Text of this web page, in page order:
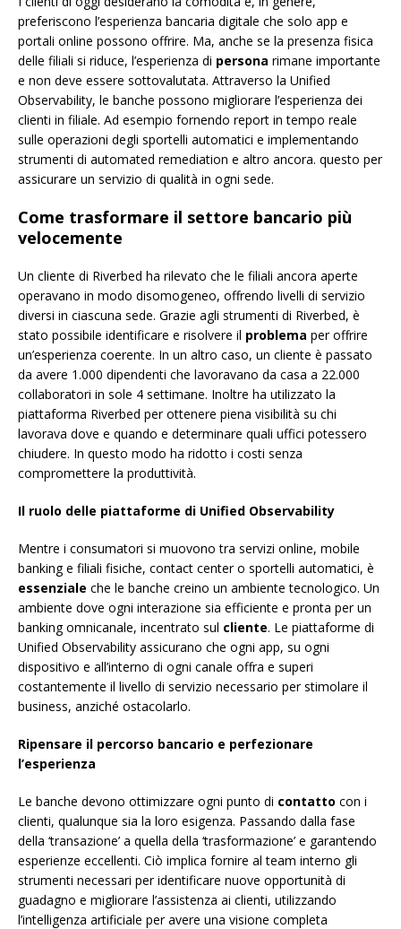
preferiscono l’esperienza bancaria digitale che solo app e
portali online possono offrire. Ma, anche se la presenza fisica
delle filiali si riduce, l’esperienza di persona rimane importante
e non deve essere sottovalutata. Attraverso la Unified
Observability, le banche possono migliorare l’esperienza dei
clienti in filiale. Ad esempio fornendo report in tempo reale
sulle operazioni degli sportelli automatici e implementando
strumenti di automated remediation e altro ancora. questo per
assicurare un servizio di qualità in ogni sede.
Come trasformare il settore bancario più
velocemente
Un cliente di Riverbed ha rilevato che le filiali ancora aperte
operavano in modo disomogeneo, offrendo livelli di servizio
diversi in ciascuna sede. Grazie agli strumenti di Riverbed, è
stato possibile identificare e risolvere il problema per offrire
un’esperienza coerente. In un altro caso, un cliente è passato
da avere 1.000 dipendenti che lavoravano da casa a 22.000
collaboratori in sole 4 settimane. Inoltre ha utilizzato la
piattaforma Riverbed per ottenere piena visibilità su chi
lavorava dove e quando e determinare quali uffici potessero
chiudere. In questo modo ha ridotto i costi senza
compromettere la produttività.
Il ruolo delle piattaforme di Unified Observability
Mentre i consumatori si muovono tra servizi online, mobile
banking e filiali fisiche, contact center o sportelli automatici, è
essenziale che le banche creino un ambiente tecnologico. Un
ambiente dove ogni interazione sia efficiente e pronta per un
banking omnicanale, incentrato sul cliente. Le piattaforme di
Unified Observability assicurano che ogni app, su ogni
dispositivo e all’interno di ogni canale offra e superi
costantemente il livello di servizio necessario per stimolare il
business, anziché ostacolarlo.
Ripensare il percorso bancario e perfezionare
l’esperienza
Le banche devono ottimizzare ogni punto di contatto con i
clienti, qualunque sia la loro esigenza. Passando dalla fase
della ‘transazione’ a quella della ‘trasformazione’ e garantendo
esperienze eccellenti. Ciò implica fornire al team interno gli
strumenti necessari per identificare nuove opportunità di
guadagno e migliorare l’assistenza ai clienti, utilizzando
l’intelligenza artificiale per avere una visione completa